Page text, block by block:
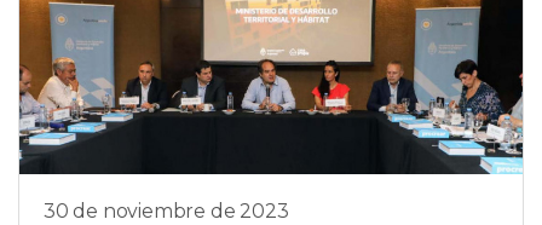
30 de noviembre de 2023